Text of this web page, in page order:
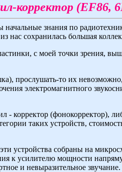
корректор (EF86,
знания по
нас сохранилась большая
с моей точки зрения,
прослушать-то их
электромагнитного
(фонокорректор),
таких устройств,
устройства собраны на
к усилителю мощности
и невыразительное звучание.